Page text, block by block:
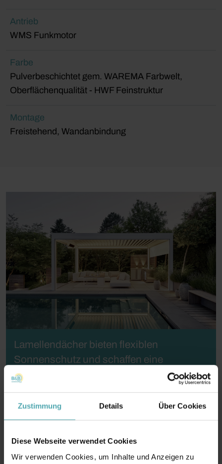
Zustimmung Details Über Cookies
Diese Webseite verwendet Cookies
Wir verwenden Cookies, um Inhalte und Anzeigen zu
Antrieb
WMS Funkmotor
Farbe
Pulverbeschichtet gem. WAREMA Farbwelt,
Oberflächenqualität - HWF Feinstruktur
Montage
Freistehend, Wandanbindung
Lamellendächer bieten flexiblen
Sonnenschutz und schaffen eine
angenehme Wohlfühlatmosphäre im